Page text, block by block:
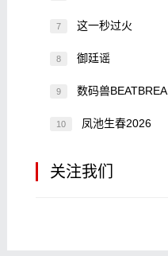
7 这一秒过火
8 御廷谣
9 数码兽BEATBREA..
10 凤池生春2026
关注我们